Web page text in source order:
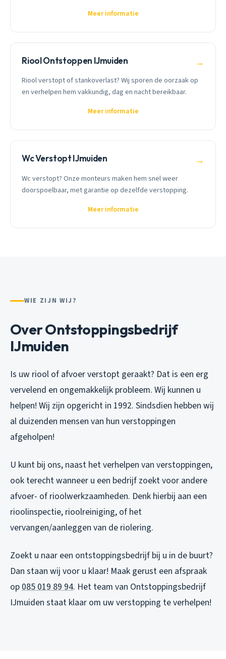
Meer informatie
Riool Ontstoppen IJmuiden →
Riool verstopt of stankoverlast? Wij sporen de oorzaak op
en verhelpen hem vakkundig, dag en nacht bereikbaar.
Meer informatie
Wc Verstopt IJmuiden →
Wc verstopt? Onze monteurs maken hem snel weer
doorspoelbaar, met garantie op dezelfde verstopping.
Meer informatie
WIE ZIJN WIJ?
Over Ontstoppingsbedrijf
IJmuiden
Is uw riool of afvoer verstopt geraakt? Dat is een erg
vervelend en ongemakkelijk probleem. Wij kunnen u
helpen! Wij zijn opgericht in 1992. Sindsdien hebben wij
al duizenden mensen van hun verstoppingen
afgeholpen!
U kunt bij ons, naast het verhelpen van verstoppingen,
ook terecht wanneer u een bedrijf zoekt voor andere
afvoer- of rioolwerkzaamheden. Denk hierbij aan een
rioolinspectie, rioolreiniging, of het
vervangen/aanleggen van de riolering.
Zoekt u naar een ontstoppingsbedrijf bij u in de buurt?
Dan staan wij voor u klaar! Maak gerust een afspraak
op 085 019 89 94. Het team van Ontstoppingsbedrijf
IJmuiden staat klaar om uw verstopping te verhelpen!